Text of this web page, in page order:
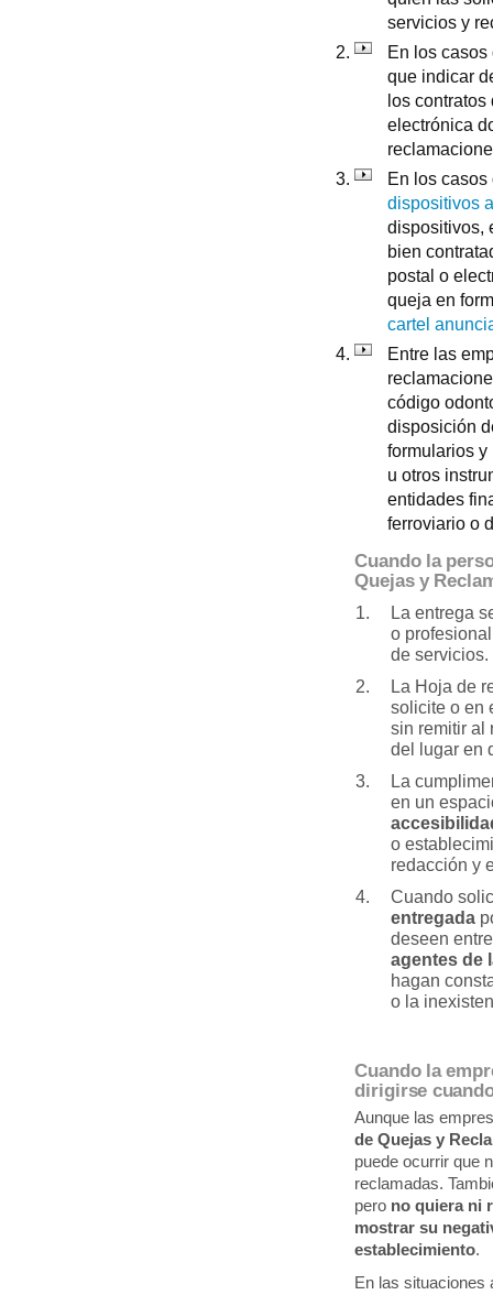
servicios y
En los
que indicar
los
electrónica
En los
dispositivos
dispositivos,
bien
postal o
queja en
cartel
Entre las
código
disposición
formularios
u otros
entidades
ferroviario o
Cuando la
Quejas y
La entrega
o
de servicios.
La Hoja de
solicite o en
sin remitir al
del lugar en
La
en un
o
redacción y
Cuando
entregada
deseen
agentes de
hagan
o la
Cuando la
dirigirse
Aunque las
de Quejas y
puede ocurrir que
reclamadas.
pero no quiera ni
mostrar su
establecimiento.
En las situaciones